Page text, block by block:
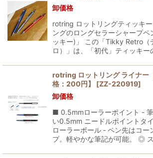
卸価格
rotring ロットリングティッキ
ングのロングセラーシャープペ
ッキー)」 この「Tikky Retro（
ロ）」は、「初代」ティッキ
rotring ロットリング ライナー
格：200円】
[ZZ-220919]
卸価格
■ 0.5mmローラーポイント -
い0.5mm ニードルポイントタ
ローラーボール ‐ ペン先はコー
プ。軽やかな筆記が可能。 ◎